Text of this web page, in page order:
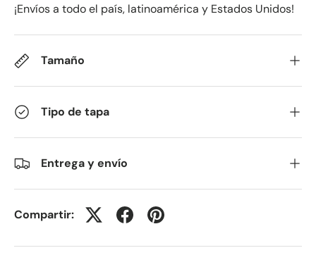
¡Envíos a todo el país, latinoamérica y Estados Unidos!
Tamaño
Tipo de tapa
Entrega y envío
Compartir: